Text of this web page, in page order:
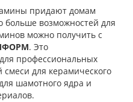
придают домам
больше возможностей для
можно получить с
. Это
профессиональных
для керамического
шамотного ядра и